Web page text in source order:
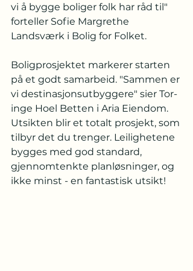
vi å bygge boliger folk har råd til"
forteller Sofie Margrethe
Landsværk i Bolig for Folket.
Boligprosjektet markerer starten
på et godt samarbeid. "Sammen er
vi destinasjonsutbyggere" sier Tor-
inge Hoel Betten i Aria Eiendom.
Utsikten blir et totalt prosjekt, som
tilbyr det du trenger. Leilighetene
bygges med god standard,
gjennomtenkte planløsninger, og
ikke minst - en fantastisk utsikt!